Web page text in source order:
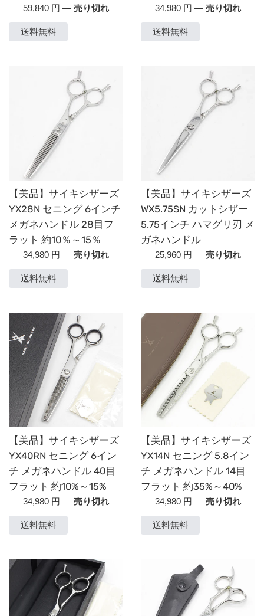
通
常
価
59,840 円 — 売り切れ
送料無料
通
常
価
34,980 円 — 売り切れ
送料無料
【美品】サイキシザーズ
YX28N セニング 6インチ
メガネハンドル 28目フ
ラット 約10％～15％
通
常
価
34,980 円 — 売り切れ
送料無料
【美品】サイキシザーズ
WX5.75SN カットシザー
5.75インチ ハマグリ刃 メ
ガネハンドル
通
常
価
25,960 円 — 売り切れ
送料無料
【美品】サイキシザーズ
YX40RN セニング 6イン
チ メガネハンドル 40目
フラット 約10%～15%
通
常
価
34,980 円 — 売り切れ
送料無料
【美品】サイキシザーズ
YX14N セニング 5.8イン
チ メガネハンドル 14目
フラット 約35%～40%
通
常
価
34,980 円 — 売り切れ
送料無料